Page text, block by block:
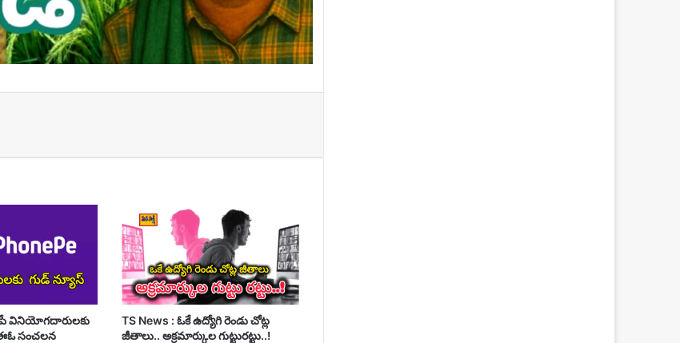
పే వినియోగదారులకు
సంచలన
TS News : ఓకే ఉద్యోగి రెండు చోట్ల
జీతాలు.. అక్రమార్కుల గుట్టురట్టు..!